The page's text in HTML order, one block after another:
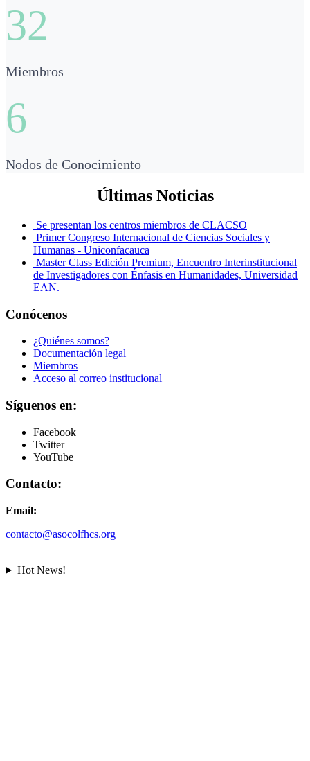
32
Miembros
6
Nodos de Conocimiento
Últimas Noticias
Se presentan los centros miembros de CLACSO
Primer Congreso Internacional de Ciencias Sociales y
Humanas - Uniconfacauca
Master Class Edición Premium, Encuentro Interinstitucional
de Investigadores con Énfasis en Humanidades, Universidad
EAN.
Conócenos
¿Quiénes somos?
Documentación legal
Miembros
Acceso al correo institucional
Síguenos en:
Facebook
Twitter
YouTube
Contacto:
Email:
contacto@asocolfhcs.org
Hot News!